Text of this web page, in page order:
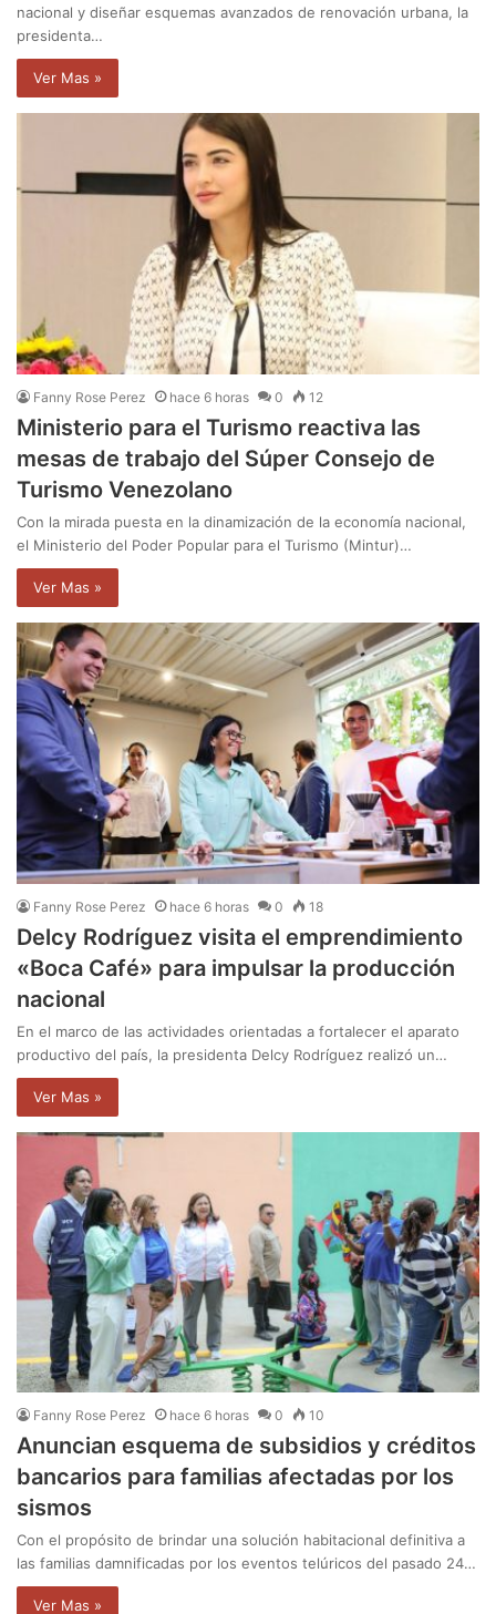
nacional y diseñar esquemas avanzados de renovación urbana, la
presidenta…
Ver Mas »
Fanny Rose Perez hace 6 horas 0 12
Ministerio para el Turismo reactiva las
mesas de trabajo del Súper Consejo de
Turismo Venezolano
Con la mirada puesta en la dinamización de la economía nacional,
el Ministerio del Poder Popular para el Turismo (Mintur)…
Ver Mas »
Fanny Rose Perez hace 6 horas 0 18
Delcy Rodríguez visita el emprendimiento
«Boca Café» para impulsar la producción
nacional
En el marco de las actividades orientadas a fortalecer el aparato
productivo del país, la presidenta Delcy Rodríguez realizó un…
Ver Mas »
Fanny Rose Perez hace 6 horas 0 10
Anuncian esquema de subsidios y créditos
bancarios para familias afectadas por los
sismos
Con el propósito de brindar una solución habitacional definitiva a
las familias damnificadas por los eventos telúricos del pasado 24…
Ver Mas »